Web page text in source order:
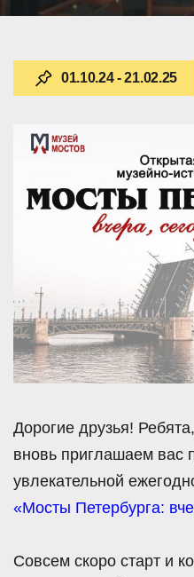
01.10.24 - 21.02.25
Дорогие друзья!
вновь приглашаем вас
увлекательной
«Мосты Петербурга:
Совсем скоро старт и